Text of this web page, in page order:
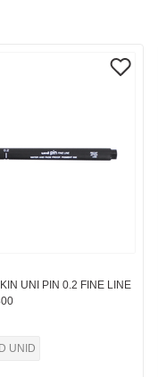
UNI PIN 0.2 FINE LINE
UNID